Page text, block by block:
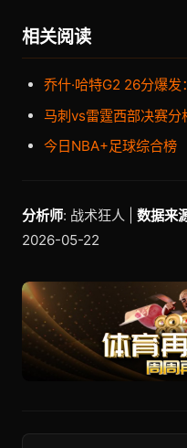
相关阅读
乔什·哈特G2 26分爆
马刺vs雷霆西部决赛分
今日NBA+足球综合榜
分析师: 战术狂人 | 数据来
2026-05-22